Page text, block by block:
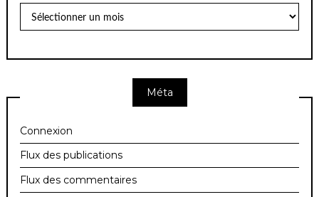
Méta
Connexion
Flux des publications
Flux des commentaires